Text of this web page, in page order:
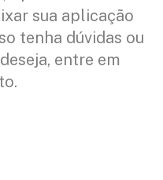
sua aplicação
tenha dúvidas ou
entre em